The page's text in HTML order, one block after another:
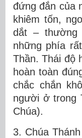
đứng đắn của
khiêm tốn,
dắt –
những phía
Thần. Thái độ
hoàn toàn
chắc chắn
người ở trong
Chúa).
3. Chúa